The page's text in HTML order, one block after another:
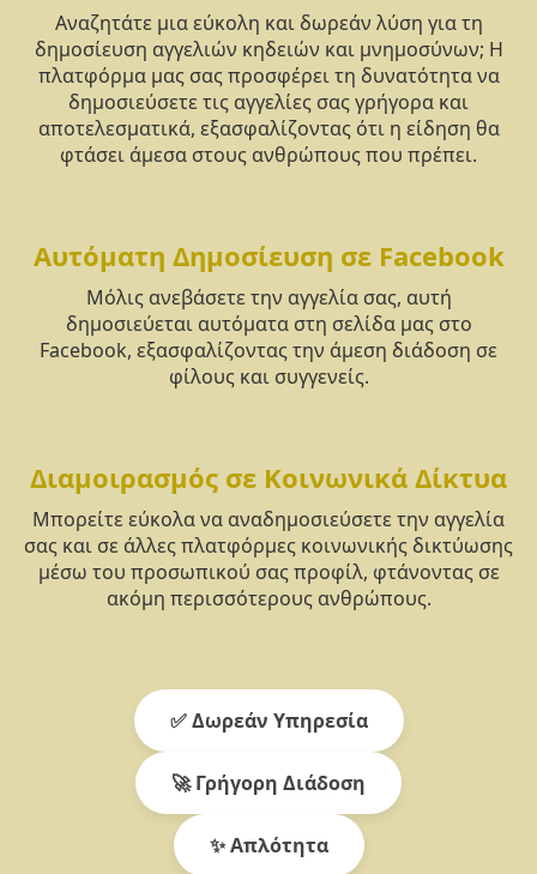
Αναζητάτε μια εύκολη και δωρεάν λύση για τη
δημοσίευση αγγελιών κηδειών και μνημοσύνων; Η
πλατφόρμα μας σας προσφέρει τη δυνατότητα να
δημοσιεύσετε τις αγγελίες σας γρήγορα και
αποτελεσματικά, εξασφαλίζοντας ότι η είδηση θα
φτάσει άμεσα στους ανθρώπους που πρέπει.
Αυτόματη Δημοσίευση σε Facebook
Μόλις ανεβάσετε την αγγελία σας, αυτή
δημοσιεύεται αυτόματα στη σελίδα μας στο
Facebook, εξασφαλίζοντας την άμεση διάδοση σε
φίλους και συγγενείς.
Διαμοιρασμός σε Κοινωνικά Δίκτυα
Μπορείτε εύκολα να αναδημοσιεύσετε την αγγελία
σας και σε άλλες πλατφόρμες κοινωνικής δικτύωσης
μέσω του προσωπικού σας προφίλ, φτάνοντας σε
ακόμη περισσότερους ανθρώπους.
✅ Δωρεάν Υπηρεσία
🚀 Γρήγορη Διάδοση
✨ Απλότητα